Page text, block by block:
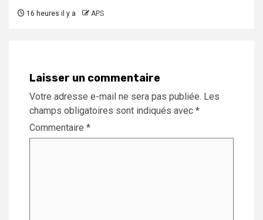
16 heures il y a APS
Laisser un commentaire
Votre adresse e-mail ne sera pas publiée. Les
champs obligatoires sont indiqués avec *
Commentaire *